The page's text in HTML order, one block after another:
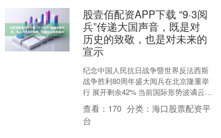
股壹佰配资APP下载 “9·3阅
兵”传递大国声音，既是对
历史的致敬，也是对未来的
宣示
纪念中国人民抗日战争暨世界反法西斯
战争胜利80周年盛大阅兵在北京隆重举
行 展开剩余42% 当前国际形势波谲云
诡，日本右翼势力的抬头尤其令人担
忧。日本政府不仅拒不....
查看： 170 分类：海口股票配资平
台